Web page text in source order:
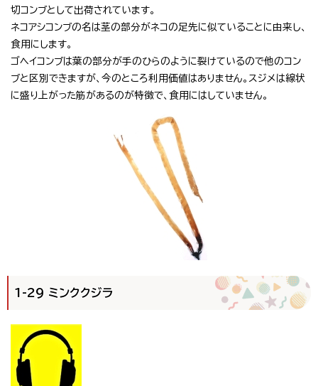
切コンブとして出荷されています。
ネコアシコンブの名は茎の部分がネコの足先に似ていることに由来し、
食用にします。
ゴヘイコンブは葉の部分が手のひらのように裂けているので他のコン
ブと区別できますが、今のところ利用価値はありません。スジメは線状
に盛り上がった筋があるのが特徴で、食用にはしていません。
1-29 ミンククジラ